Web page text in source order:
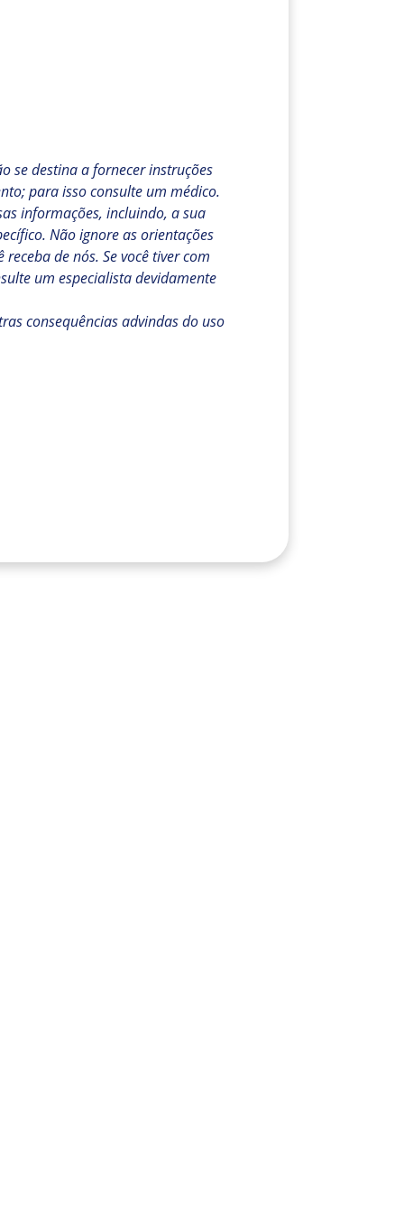
se destina a fornecer instruções
para isso consulte um médico.
informações, incluindo, a sua
Não ignore as orientações
de nós. Se você tiver com
um especialista devidamente
consequências advindas do uso